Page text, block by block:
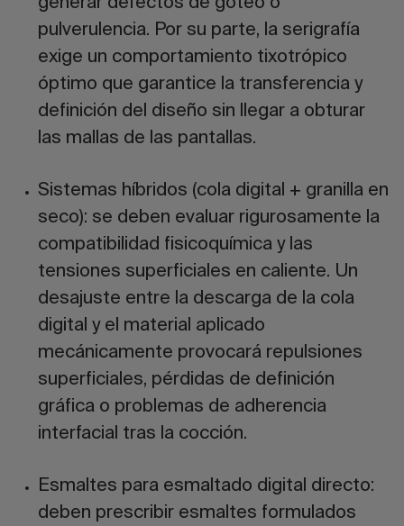
pulverulencia. Por su parte, la serigrafía
exige un comportamiento tixotrópico
óptimo que garantice la transferencia y
definición del diseño sin llegar a obturar
las mallas de las pantallas.
Sistemas híbridos (cola digital + granilla en
seco): se deben evaluar rigurosamente la
compatibilidad fisicoquímica y las
tensiones superficiales en caliente. Un
desajuste entre la descarga de la cola
digital y el material aplicado
mecánicamente provocará repulsiones
superficiales, pérdidas de definición
gráfica o problemas de adherencia
interfacial tras la cocción.
Esmaltes para esmaltado digital directo:
deben prescribir esmaltes formulados